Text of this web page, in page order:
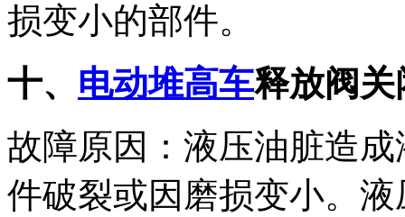
损变小的部件。
十、 电动堆高车释放阀
故障原因：液压油脏造
件破裂或因磨损变小。